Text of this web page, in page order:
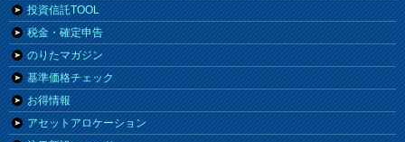
投資信託TOOL
税金・確定申告
のりたマガジン
基準価格チェック
お得情報
アセットアロケーション